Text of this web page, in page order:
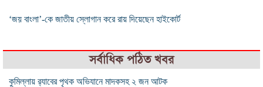
‘জয় বাংলা’-কে জাতীয় স্লোগান করে রায় দিয়েছেন হাইকোর্ট
সর্বাধিক পঠিত খবর
কুমিল্লায় র‌্যাবের পৃথক অভিযানে মাদকসহ ২ জন আটক